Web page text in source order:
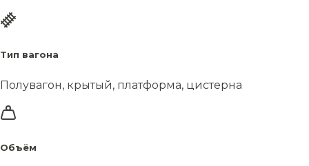
Тип вагона
Полувагон, крытый, платформа, цистерна
Объём